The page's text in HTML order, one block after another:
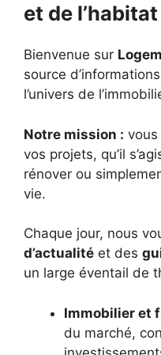
et de l’habitat
Bienvenue sur
source
l’univers de
Notre mission :
vos projets, qu’il
rénover ou
vie.
Chaque jour, nous
d’actualité et des
un large éventail de
Immobilier et
du marché,